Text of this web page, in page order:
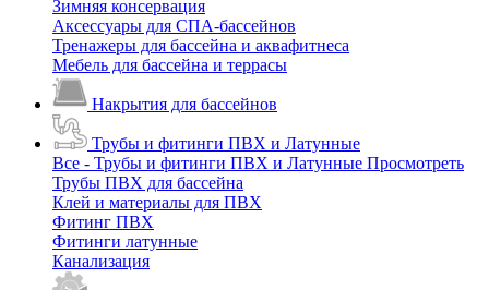
Зимняя консервация
Аксессуары для СПА-бассейнов
Тренажеры для бассейна и аквафитнеса
Мебель для бассейна и террасы
Накрытия для бассейнов
Трубы и фитинги ПВХ и Латунные
Все - Трубы и фитинги ПВХ и Латунные Просмотреть
Трубы ПВХ для бассейна
Клей и материалы для ПВХ
Фитинг ПВХ
Фитинги латунные
Канализация